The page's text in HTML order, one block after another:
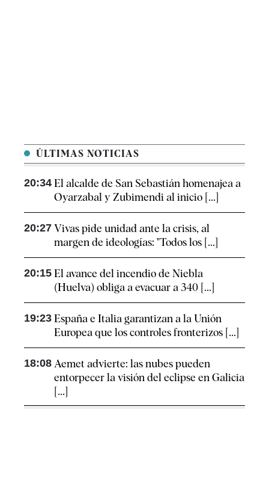
ÚLTIMAS NOTICIAS
20:34 El alcalde de San Sebastián homenajea a
Oyarzabal y Zubimendi al inicio [...]
20:27 Vivas pide unidad ante la crisis, al
margen de ideologías: "Todos los [...]
20:15 El avance del incendio de Niebla
(Huelva) obliga a evacuar a 340 [...]
19:23 España e Italia garantizan a la Unión
Europea que los controles fronterizos [...]
18:08 Aemet advierte: las nubes pueden
entorpecer la visión del eclipse en Galicia
[...]